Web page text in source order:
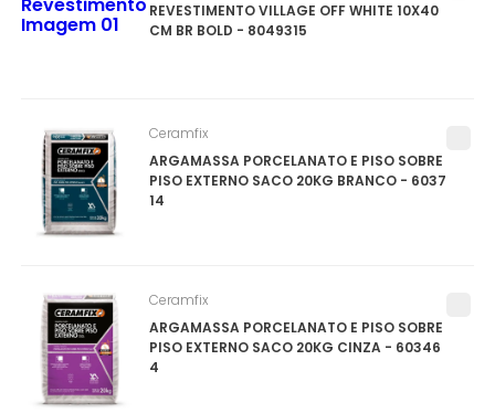
REVESTIMENTO VILLAGE OFF WHITE 10X40
CM BR BOLD - 8049315
ARGAMASSA PORCELANATO E PISO SOBRE
PISO EXTERNO SACO 20KG BRANCO - 6037
14
Ceramfix
ARGAMASSA PORCELANATO E PISO SOBRE
PISO EXTERNO SACO 20KG CINZA - 60346
4
Ceramfix